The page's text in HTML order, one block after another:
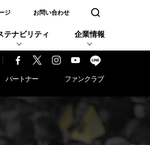
で開く
ジ お問い合わせ 検索窓を開く
テナビリティ 企業情報
パートナー ファンクラブ